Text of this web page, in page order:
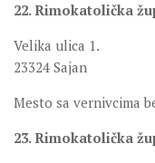
22. Rimokatolička
Velika ulica 1.
23324 Sajan
Mesto sa vernivcima
23. Rimokatolička